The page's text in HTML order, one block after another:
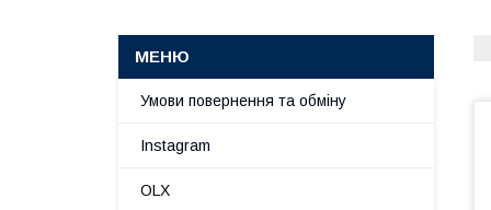
Умови повернення та обміну
Instagram
OLX